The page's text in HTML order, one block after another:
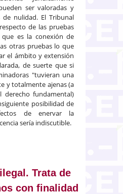
ser valoradas y
de nulidad. El Tribunal
de las pruebas
que es la conexión de
otras pruebas lo que
el ámbito y extensión
de suerte que si
"tuvieran una
y totalmente ajenas (a
derecho fundamental)
posibilidad de
de enervar la
sería indiscutible.
Trata de
con finalidad